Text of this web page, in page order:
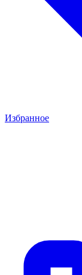
Избранное